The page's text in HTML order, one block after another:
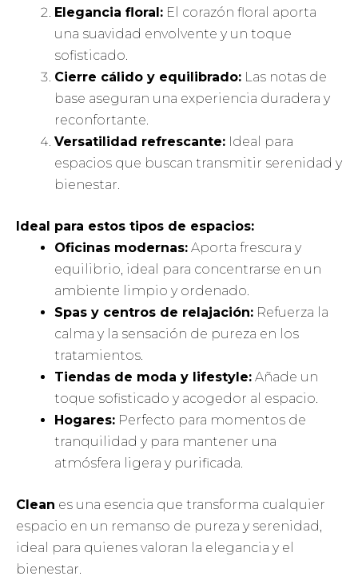
Elegancia floral: El corazón floral aporta
una suavidad envolvente y un toque
sofisticado.
Cierre cálido y equilibrado: Las notas de
base aseguran una experiencia duradera y
reconfortante.
Versatilidad refrescante: Ideal para
espacios que buscan transmitir serenidad y
bienestar.
Ideal para estos tipos de espacios:
Oficinas modernas: Aporta frescura y
equilibrio, ideal para concentrarse en un
ambiente limpio y ordenado.
Spas y centros de relajación: Refuerza la
calma y la sensación de pureza en los
tratamientos.
Tiendas de moda y lifestyle: Añade un
toque sofisticado y acogedor al espacio.
Hogares: Perfecto para momentos de
tranquilidad y para mantener una
atmósfera ligera y purificada.
Clean es una esencia que transforma cualquier
espacio en un remanso de pureza y serenidad,
ideal para quienes valoran la elegancia y el
bienestar.